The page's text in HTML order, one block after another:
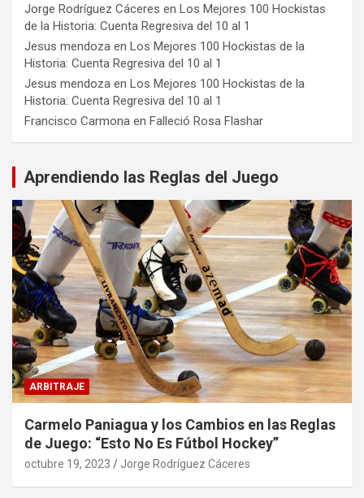
Jorge Rodríguez Cáceres en Los Mejores 100 Hockistas
de la Historia: Cuenta Regresiva del 10 al 1
Jesus mendoza en Los Mejores 100 Hockistas de la
Historia: Cuenta Regresiva del 10 al 1
Jesus mendoza en Los Mejores 100 Hockistas de la
Historia: Cuenta Regresiva del 10 al 1
Francisco Carmona en Falleció Rosa Flashar
Aprendiendo las Reglas del Juego
ARBITRAJE
Carmelo Paniagua y los Cambios en las Reglas
de Juego: “Esto No Es Fútbol Hockey”
octubre 19, 2023 Jorge Rodríguez Cáceres